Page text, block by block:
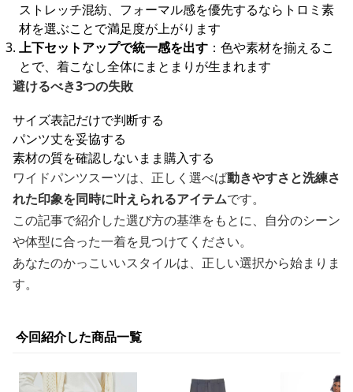
ストレッチ混紡、フォーマル感を優先するならトロミ素
材を選ぶことで満足度が上がります
上下セットアップで統一感を出す ：色や素材を揃えるこ
とで、着こなし全体にまとまりが生まれます
避けるべき3つの失敗
サイズ表記だけで判断する
パンツ丈を妥協する
素材の質を確認しないまま購入する
ワイドパンツスーツは、正しく選べば動きやすさと洗練さ
れた印象を同時に叶えられるアイテムです。
この記事で紹介した選び方の基準をもとに、自分のシーン
や体型に合った一着を見つけてください。
あなたのかっこいいスタイルは、正しい選択から始まりま
す。
今回紹介した商品一覧